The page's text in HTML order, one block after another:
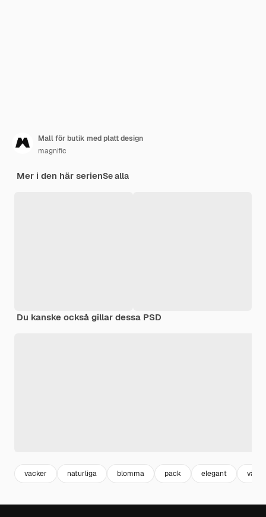
Mall för butik med platt design
magnific
Mer i den här serienSe alla
Du kanske också gillar dessa PSD
vacker naturliga blomma pack elegant växt